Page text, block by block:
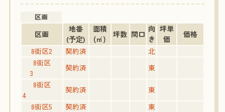
区画
区画
地番
(予定)
面積
(㎡)
坪数 間口
向
き
坪単
価
価格
8街区2
契約済
北
8街区
3
契約済
東
8街区
4
契約済
東
8街区5
契約済
東